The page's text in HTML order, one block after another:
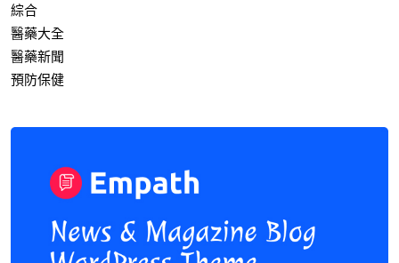
綜合
醫藥大全
醫藥新聞
預防保健